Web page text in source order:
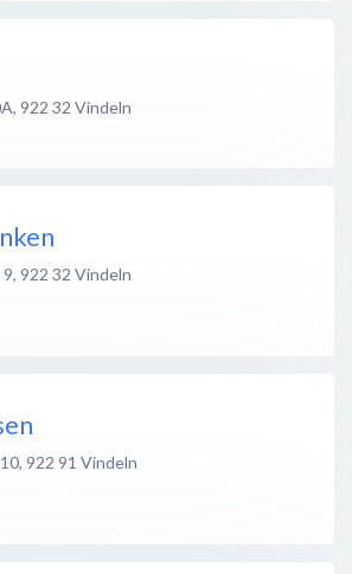
, 922 32 Vindeln
9, 922 32 Vindeln
, 922 91 Vindeln